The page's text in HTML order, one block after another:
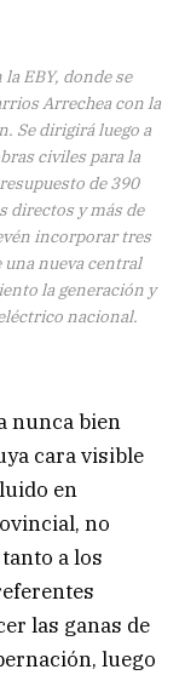
EBY, donde se
Arrechea con la
Se dirigirá luego a
civiles para la
de 390
directos y más de
incorporar tres
nueva central
la generación y
nacional.
nunca bien
cara visible
en
no
a los
las ganas de
luego